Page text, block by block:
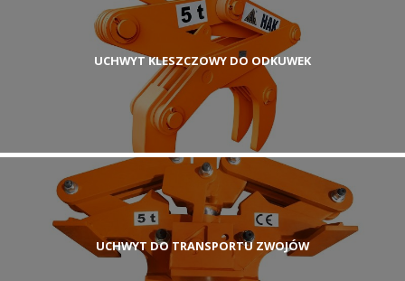
UCHWYT KLESZCZOWY DO ODKUWEK
UCHWYT DO TRANSPORTU ZWOJÓW